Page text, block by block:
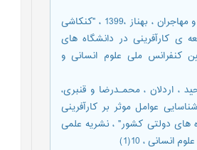
32. رحیمی ، مهناز و مهاجران ، بهناز ،1399 ، "کنکاشی
ی کارآفرینی در دانشگاه های
کنفرانس ملی علوم انسانی و
، اردلان ، محمـدرضا و قنبری،
1399 ، "شناسایی عوامل موثر بر کارآفرینی
های دولتی کشور" ، نشریه علمی
انسانی ، 10(1)